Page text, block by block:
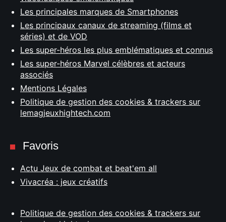
Les principales marques de Smartphones
Les principaux canaux de streaming (films et
séries) et de VOD
Les super-héros les plus emblématiques et connus
Les super-héros Marvel célèbres et acteurs
associés
Mentions Légales
Politique de gestion des cookies & trackers sur
lemagjeuxhightech.com
Favoris
Actu Jeux de combat et beat'em all
Vivacréa : jeux créatifs
Politique de gestion des cookies & trackers sur